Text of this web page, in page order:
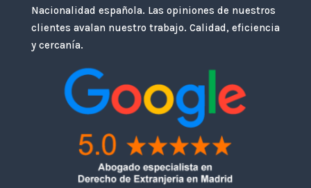
Nacionalidad española. Las opiniones de nuestros
clientes avalan nuestro trabajo. Calidad, eficiencia
y cercanía.